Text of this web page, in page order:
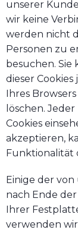
unserer
wir keine
werden nicht
Personen zu
besuchen.
dieser
Ihres
löschen.
Cookies
akzeptieren,
Funktionalität
Einige der
nach Ende
Ihrer
verwenden